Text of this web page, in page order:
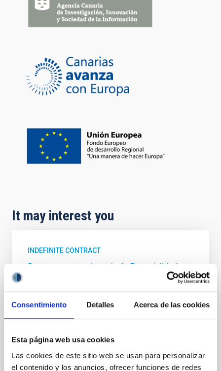
Consentimiento Detalles Acerca de las cookies
Esta página web usa cookies
Las cookies de este sitio web se usan para personalizar
el contenido y los anuncios, ofrecer funciones de redes
It may interest you
INDEFINITE CONTRACT
Dos contratos - Ingeniería Especialidad
contrato laboral de duración indefinida (Artículo 23bis
de la Ley 14/2011, de 1 de junio, de la Ciencia, la
sistema general de acceso libre y que tendrá, entre
mecánica del proyecto sistema